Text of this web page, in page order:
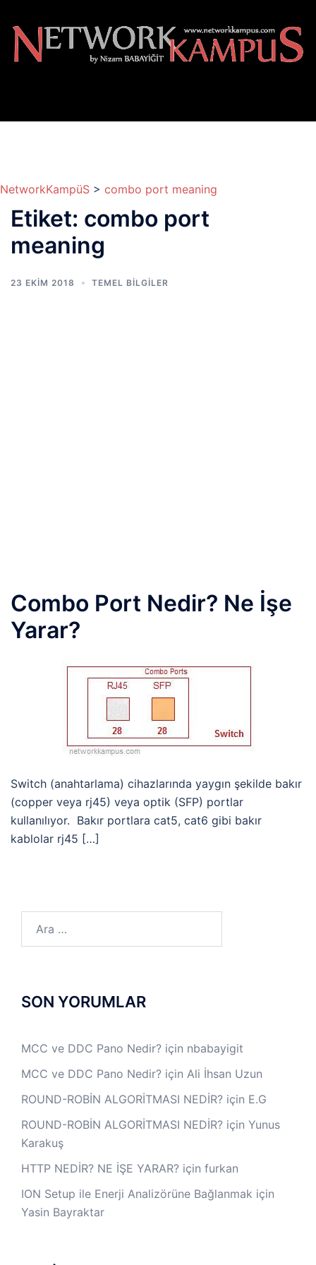
atla
NetworkKampüS > combo port meaning
Etiket: combo port
meaning
23 EKIM 2018 TEMEL BİLGİLER
Combo Port Nedir? Ne İşe
Yarar?
Switch (anahtarlama) cihazlarında yaygın şekilde bakır
(copper veya rj45) veya optik (SFP) portlar
kullanılıyor. Bakır portlara cat5, cat6 gibi bakır
kablolar rj45 […]
SON YORUMLAR
MCC ve DDC Pano Nedir? için nbabayigit
MCC ve DDC Pano Nedir? için Ali İhsan Uzun
ROUND-ROBİN ALGORİTMASI NEDİR? için E.G
ROUND-ROBİN ALGORİTMASI NEDİR? için Yunus
Karakuş
HTTP NEDİR? NE İŞE YARAR? için furkan
ION Setup ile Enerji Analizörüne Bağlanmak için
Yasin Bayraktar